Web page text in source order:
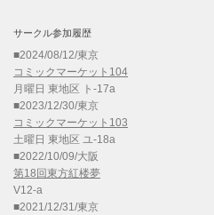
サークル参加履歴
■2024/08/12/東京
コミックマーケット104
月曜日 東地区 ト-17a
■2023/12/30/東京
コミックマーケット103
土曜日 東地区 ユ-18a
■2022/10/09/大阪
第18回東方紅楼夢
V12-a
■2021/12/31/東京